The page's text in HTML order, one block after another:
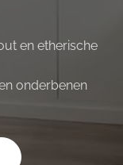
en etherische
onderbenen